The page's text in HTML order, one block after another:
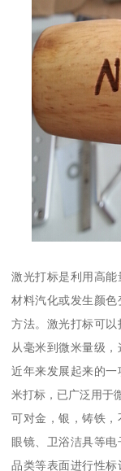
激光打标是利用高
材料汽化或发生颜
方法。激光打标可
从毫米到微米量级
近年来发展起来的
米打标，已广泛用于
可对金，银，铸铁，
眼镜、卫浴洁具等
品类等表面进行性